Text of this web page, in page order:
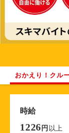
おかえり！クル
時給
1226 円 以上